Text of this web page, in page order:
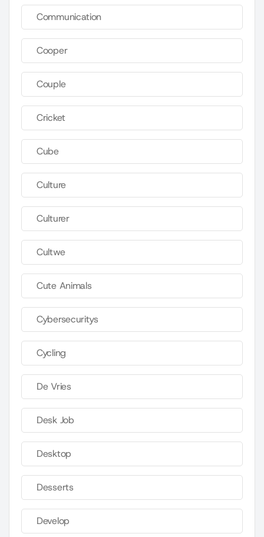
Communication
Cooper
Couple
Cricket
Cube
Culture
Culturer
Cultwe
Cute Animals
Cybersecuritys
Cycling
De Vries
Desk Job
Desktop
Desserts
Develop